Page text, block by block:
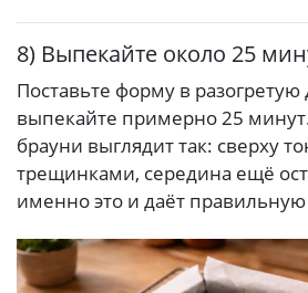
8) Выпекайте около 25
Поставьте форму в разогретую
выпекайте примерно 25
брауни выглядит так: сверху
трещинками, середина ещё
именно это и даёт правильную